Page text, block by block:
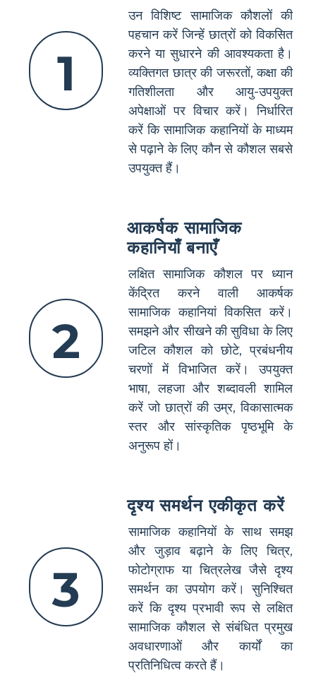
1
उन विशिष्ट सामाजिक कौशलों की
पहचान करें जिन्हें छात्रों को विकसित
करने या सुधारने की आवश्यकता है।
व्यक्तिगत छात्र की जरूरतों, कक्षा की
गतिशीलता और आयु-उपयुक्त
अपेक्षाओं पर विचार करें। निर्धारित
करें कि सामाजिक कहानियों के माध्यम
से पढ़ाने के लिए कौन से कौशल सबसे
उपयुक्त हैं।
2
आकर्षक सामाजिक
कहानियाँ बनाएँ
लक्षित सामाजिक कौशल पर ध्यान
केंद्रित करने वाली आकर्षक
सामाजिक कहानियां विकसित करें।
समझने और सीखने की सुविधा के लिए
जटिल कौशल को छोटे, प्रबंधनीय
चरणों में विभाजित करें। उपयुक्त
भाषा, लहजा और शब्दावली शामिल
करें जो छात्रों की उम्र, विकासात्मक
स्तर और सांस्कृतिक पृष्ठभूमि के
अनुरूप हों।
3
दृश्य समर्थन एकीकृत करें
सामाजिक कहानियों के साथ समझ
और जुड़ाव बढ़ाने के लिए चित्र,
फोटोग्राफ या चित्रलेख जैसे दृश्य
समर्थन का उपयोग करें। सुनिश्चित
करें कि दृश्य प्रभावी रूप से लक्षित
सामाजिक कौशल से संबंधित प्रमुख
अवधारणाओं और कार्यों का
प्रतिनिधित्व करते हैं।